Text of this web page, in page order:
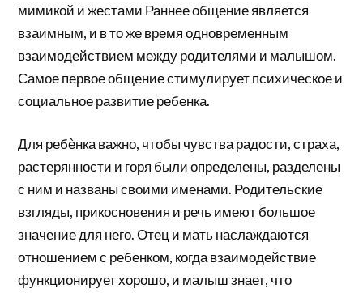
мимикой и жестами Раннее общение является
взаимным, и в то же время одновременным
взаимодействием между родителями и малышом.
Самое первое общение стимулирует психическое и
социальное развитие ребенка.
Для ребѐнка важно, чтобы чувства радости, страха,
растерянности и горя были определены, разделены
с ним и названы своими именами. Родительские
взгляды, прикосновения и речь имеют большое
значение для него. Отец и мать наслаждаются
отношением с ребенком, когда взаимодействие
функционирует хорошо, и малыш знает, что